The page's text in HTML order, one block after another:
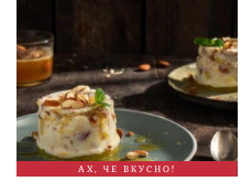
АХ, ЧЕ ВКУСНО!